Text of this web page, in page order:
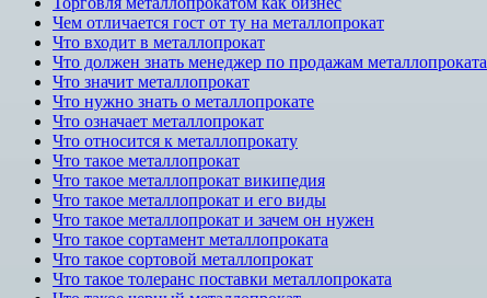
Чем отличается гост от ту на металлопрокат
Что входит в металлопрокат
Что должен знать менеджер по продажам металлопроката
Что значит металлопрокат
Что нужно знать о металлопрокате
Что означает металлопрокат
Что относится к металлопрокату
Что такое металлопрокат
Что такое металлопрокат википедия
Что такое металлопрокат и его виды
Что такое металлопрокат и зачем он нужен
Что такое сортамент металлопроката
Что такое сортовой металлопрокат
Что такое толеранс поставки металлопроката